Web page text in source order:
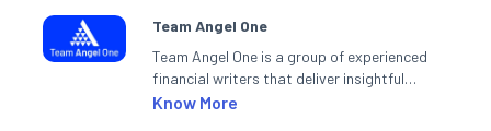
Team Angel One
Team Angel One is a group of experienced
financial writers that deliver insightful
articles on the stock market, IPO, economy,
Know More